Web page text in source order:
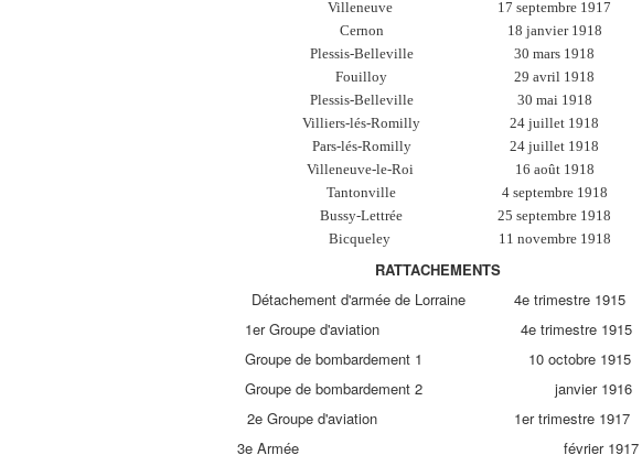
Villeneuve
17 septembre 1917
Cernon
18 janvier 1918
Plessis-Belleville
30 mars 1918
Fouilloy
29 avril 1918
Plessis-Belleville
30 mai 1918
Villiers-lés-Romilly
24 juillet 1918
Pars-lés-Romilly
24 juillet 1918
Villeneuve-le-Roi
16 août 1918
Tantonville
4 septembre 1918
Bussy-Lettrée
25 septembre 1918
Bicqueley
11 novembre 1918
RATTACHEMENTS
Détachement d'armée de Lorraine 4e trimestre 1915
1er Groupe d'aviation 4e trimestre 1915
Groupe de bombardement 1 10 octobre 1915
Groupe de bombardement 2 janvier 1916
2e Groupe d'aviation 1er trimestre 1917
3e Armée février 1917